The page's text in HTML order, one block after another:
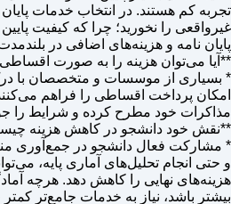
تجربه کم هستند. در انتخاب خدمات
غیرواقعی را نخورید؛ چرا که کیفیت
پایان نامه و هزینه‌های اضافی در
**آیا می‌توان هزینه را به صورت
* بسیاری از موسسات و متخصصان با
امکان پرداخت اقساطی را فراهم
مذاکرات خود مطرح کرده و شرایط را
**نقش خود دانشجو در کاهش هزینه
* مشارکت فعال دانشجو در جمع‌آوری
و حتی انجام تحلیل‌های آماری پایه،
هزینه‌های نهایی را کاهش دهد. هرچه
بیشتر باشد، نیاز به خدمات جامع‌تر کمتر